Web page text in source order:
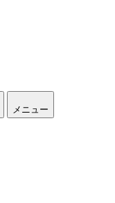
メニュー